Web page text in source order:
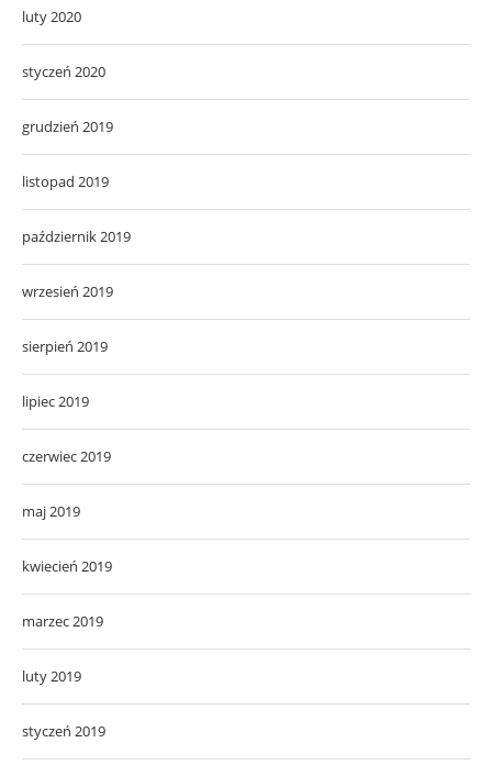
luty 2020
styczeń 2020
grudzień 2019
listopad 2019
październik 2019
wrzesień 2019
sierpień 2019
lipiec 2019
czerwiec 2019
maj 2019
kwiecień 2019
marzec 2019
luty 2019
styczeń 2019